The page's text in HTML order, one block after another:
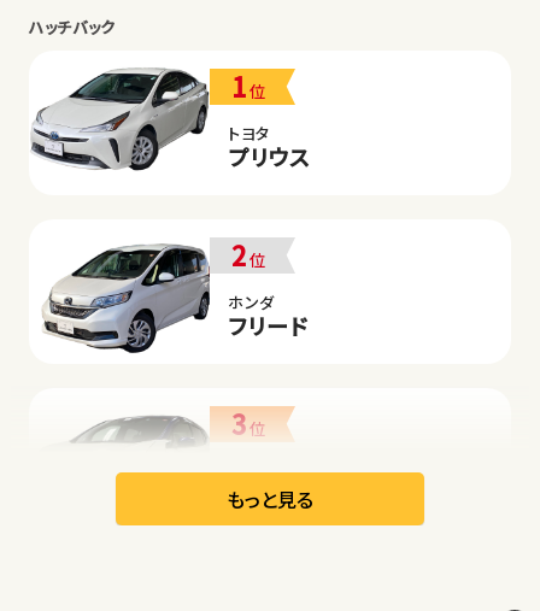
ハッチバック
1位
トヨタ
プリウス
2位
ホンダ
フリード
3位
日産
リーフ
もっと見る